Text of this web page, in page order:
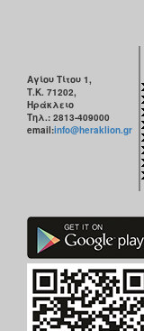
Αγίου Τίτου 1,
Τ.Κ. 71202,
Ηράκλειο
Τηλ.: 2813-409000
email:info@heraklion.gr